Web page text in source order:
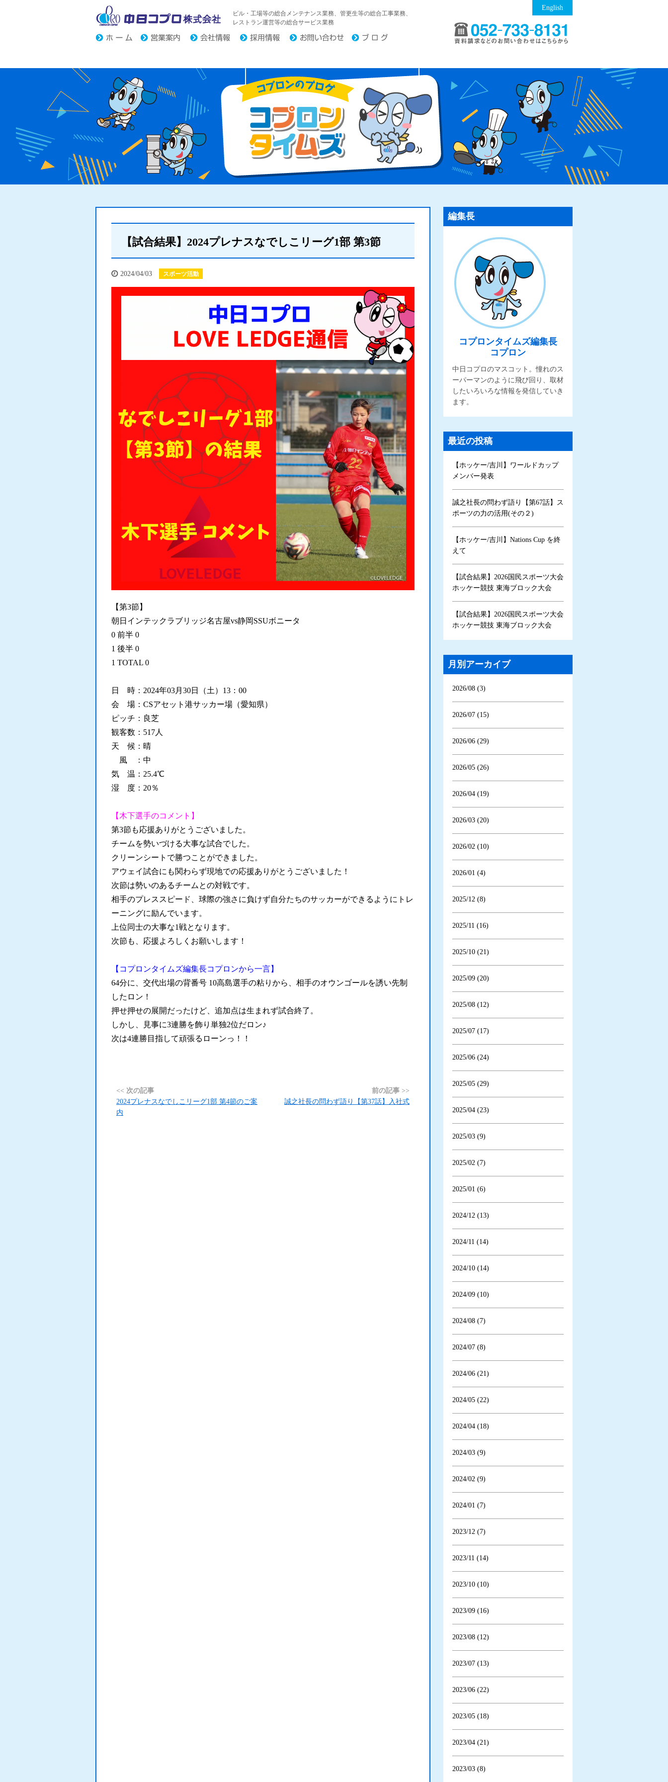
中日コプロ株式会社
ビル・工場等の総合メンテナンス業務、管更生等の総合工事業務、
レストラン運営等の総合サービス業務
English
【試合結果】2024プレナスなでしこリーグ1部 第3節
2024/04/03 スポーツ活動
【第3節】
朝日インテックラブリッジ名古屋vs静岡SSUボニータ
0 前半 0
1 後半 0
1 TOTAL 0
日 時：2024年03月30日（土）13：00
会 場：CSアセット港サッカー場（愛知県）
ピッチ：良芝
観客数：517人
天 候：晴
風 ：中
気 温：25.4℃
湿 度：20％
【木下選手のコメント】
第3節も応援ありがとうございました。
チームを勢いづける大事な試合でした。
クリーンシートで勝つことができました。
アウェイ試合にも関わらず現地での応援ありがとうございました！
次節は勢いのあるチームとの対戦です。
相手のプレススピード、球際の強さに負けず自分たちのサッカーができるようにトレ
ーニングに励んでいます。
上位同士の大事な1戦となります。
次節も、応援よろしくお願いします！
【コプロンタイムズ編集長コプロンから一言】
64分に、交代出場の背番号 10高島選手の粘りから、相手のオウンゴールを誘い先制
したロン！
押せ押せの展開だったけど、追加点は生まれず試合終了。
しかし、見事に3連勝を飾り単独2位だロン♪
次は4連勝目指して頑張るローンっ！！
<< 次の記事
2024プレナスなでしこリーグ1部 第4節のご案
内
前の記事 >>
誠之社長の問わず語り【第37話】入社式
編集長
コプロンタイムズ編集長
コプロン
中日コプロのマスコット。憧れのス
ーパーマンのように飛び回り、取材
したいろいろな情報を発信していき
ます。
最近の投稿
【ホッケー/吉川】ワールドカップ
メンバー発表
誠之社長の問わず語り【第67話】ス
ポーツの力の活用(その２)
【ホッケー/吉川】Nations Cup を終
えて
【試合結果】2026国民スポーツ大会
ホッケー競技 東海ブロック大会
【試合結果】2026国民スポーツ大会
ホッケー競技 東海ブロック大会
月別アーカイブ
2026/08 (3)
2026/07 (15)
2026/06 (29)
2026/05 (26)
2026/04 (19)
2026/03 (20)
2026/02 (10)
2026/01 (4)
2025/12 (8)
2025/11 (16)
2025/10 (21)
2025/09 (20)
2025/08 (12)
2025/07 (17)
2025/06 (24)
2025/05 (29)
2025/04 (23)
2025/03 (9)
2025/02 (7)
2025/01 (6)
2024/12 (13)
2024/11 (14)
2024/10 (14)
2024/09 (10)
2024/08 (7)
2024/07 (8)
2024/06 (21)
2024/05 (22)
2024/04 (18)
2024/03 (9)
2024/02 (9)
2024/01 (7)
2023/12 (7)
2023/11 (14)
2023/10 (10)
2023/09 (16)
2023/08 (12)
2023/07 (13)
2023/06 (22)
2023/05 (18)
2023/04 (21)
2023/03 (8)